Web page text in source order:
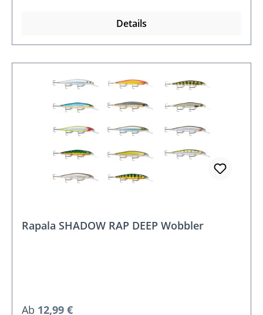
Details
Rapala SHADOW RAP DEEP Wobbler
Regulärer Preis:
Ab 12,99 €